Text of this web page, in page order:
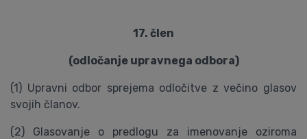
17. člen
(odločanje upravnega odbora)
(1) Upravni odbor sprejema odločitve z večino glasov
svojih članov.
(2) Glasovanje o predlogu za imenovanje oziroma